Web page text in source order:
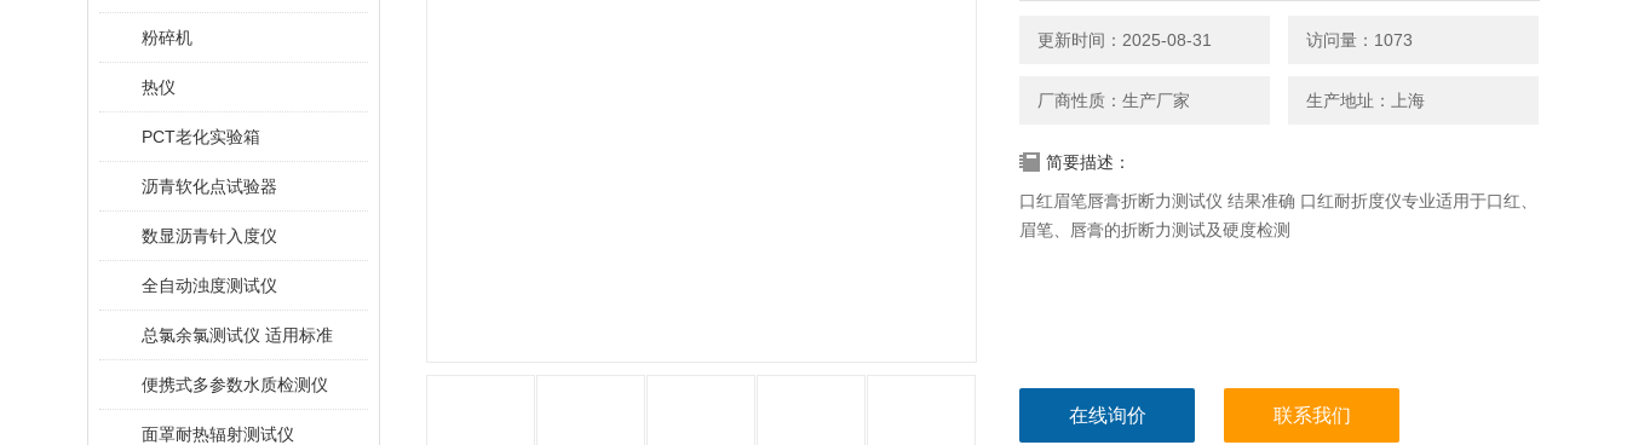
粉碎机
热仪
PCT老化实验箱
沥青软化点试验器
数显沥青针入度仪
全自动浊度测试仪
总氯余氯测试仪 适用标准
便携式多参数水质检测仪
面罩耐热辐射测试仪
更新时间：2025-08-31 访问量：1073
厂商性质：生产厂家 生产地址：上海
简要描述：
口红眉笔唇膏折断力测试仪 结果准确 口红耐折度仪专业适用于口红、
眉笔、唇膏的折断力测试及硬度检测
在线询价 联系我们